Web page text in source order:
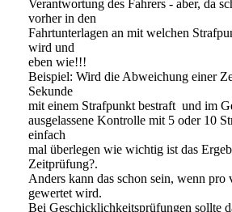
Verantwortung des Fahrers - aber, da
vorher in den
Fahrtunterlagen an mit welchen
wird und
eben wie!!!
Beispiel: Wird die Abweichung einer
Sekunde
mit einem Strafpunkt bestraft und im
ausgelassene Kontrolle mit 5 oder 10
einfach
mal überlegen wie wichtig ist das
Zeitprüfung?.
Anders kann das schon sein, wenn pro
gewertet wird.
Bei Geschicklichkeitsprüfungen sollte